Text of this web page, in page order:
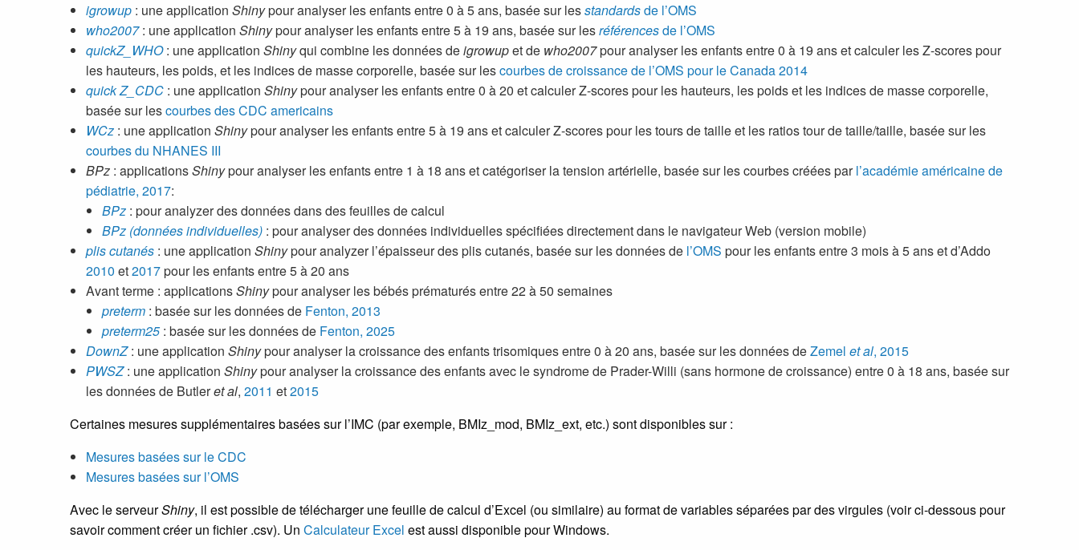
igrowup : une application Shinypour analyser les enfants entre 0 à 5 ans, basée sur lesstandardsde l’OMS
who2007: une application Shinypour analyser les enfants entre 5 à 19 ans, basée sur lesréférencesde l’OMS
quickZ_WHO: une application Shinyqui combine les données deigrowupet de who2007pour analyser les enfants entre 0 à 19 ans et calculer les Z-scores pour
les hauteurs, les poids, et les indices de masse corporelle, basée sur lescourbes de croissance de l’OMS pour le Canada 2014
quick Z_CDC : une application Shinypour analyser les enfants entre 0 à 20 et calculer Z-scores pour les hauteurs, les poids et les indices de masse corporelle,
basée sur lescourbes des CDC americains
WCz : une application Shinypour analyser les enfants entre 5 à 19 ans et calculer Z-scores pour les tours de taille et les ratios tour de taille/taille, basée sur les
courbes du NHANES III
BPz : applicationsShinypour analyser les enfants entre 1 à 18 ans et catégoriser la tension artérielle, basée sur les courbes créées parl’académie américaine de
pédiatrie, 2017:
BPz : pour analyzer des données dans des feuilles de calcul
BPz (données individuelles) : pour analyser des données individuelles spécifiées directement dans le navigateur Web (version mobile)
plis cutanés : une application Shinypour analyzer l’épaisseur des plis cutanés, basée sur les données de l’OMS pour les enfants entre 3 mois à 5 ans et d’Addo
2010 et2017pour les enfants entre 5 à 20 ans
Avant terme : applicationsShinypour analyser les bébés prématurés entre 22 à 50 semaines
preterm : basée sur les données de Fenton, 2013
preterm25: basée sur les données de Fenton, 2025
DownZ: une application Shinypour analyser la croissance des enfants trisomiques entre 0 à 20 ans, basée sur les données deZemel et al, 2015
PWSZ: une application Shinypour analyser la croissance des enfants avec le syndrome de Prader-Willi (sans hormone de croissance) entre 0 à 18 ans, basée sur
les données de Butleret al, 2011 et2015
Certaines mesures supplémentaires basées sur l’IMC (par exemple, BMIz_mod, BMIz_ext, etc.) sont disponibles sur :
Mesures basées sur le CDC
Mesures basées sur l’OMS
Avec le serveurShiny, il est possible de télécharger une feuille de calcul d’Excel (ou similaire) au format de variables séparées par des virgules (voir ci-dessous pour
savoir comment créer un fichier .csv). Un Calculateur Excel est aussi disponible pour Windows.